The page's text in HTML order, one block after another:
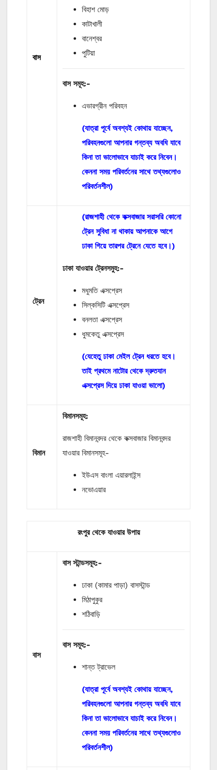
বাস
বিহাশ মোড়
কাটাখালী
বানেশ্বর
পুটিয়া
বাস সমূহ:-
এভারগ্রীন পরিবহন
(যাত্রা পূর্বে অবশ্যই কোথায় যাচ্ছেন,
পরিবহনগুলো আপনার গন্তব্য অবধি যাবে
কিনা তা ভালোভাবে যাচাই করে নিবেন।
কেননা সময় পরিবর্তনের সাথে তথ্যগুলোও
পরিবর্তনশীল)
ট্রেন
(রাজশাহী থেকে কক্সবাজার সরাসরি কোনো
ট্রেন সুবিধা না থাকায় আপনাকে আগে
ঢাকা গিয়ে তারপর ট্রেনে যেতে হবে।)
ঢাকা যাওয়ার ট্রেনসমুহ:-
মধুমতি এক্সপ্রেস
সিল্কসিটি এক্সপ্রেস
বনলতা এক্সপ্রেস
ধুমকেতু এক্সপ্রেস
(যেহেতু ঢাকা মেইল ট্রেন ধরতে হবে।
তাই প্রথমে নাটোর থেকে দ্রুতযান
এক্সপ্রেস দিয়ে ঢাকা যাওয়া ভালো)
বিমান
বিমানসমূহ:
রাজশাহী বিমানবন্দর থেকে কক্সবাজার বিমানবন্দর
যাওয়ার বিমানসমূহ-
ইউএস বাংলা এয়ারলাইন্স
নভোএয়ার
রংপুর থেকে যাওয়ার উপায়
বাস
বাস স্টান্ডসমূহ:-
ঢাকা (কামার পাড়া) বাসস্টান্ড
মিঠাপুকুর
শঠিবাড়ি
বাস সমূহ:-
শান্ত ট্রাভেল
(যাত্রা পূর্বে অবশ্যই কোথায় যাচ্ছেন,
পরিবহনগুলো আপনার গন্তব্য অবধি যাবে
কিনা তা ভালোভাবে যাচাই করে নিবেন।
কেননা সময় পরিবর্তনের সাথে তথ্যগুলোও
পরিবর্তনশীল)